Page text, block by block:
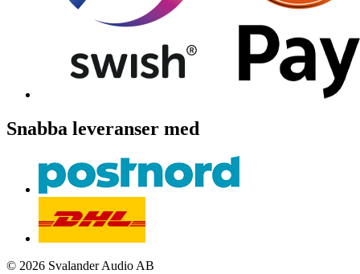
Snabba leveranser med
© 2026 Svalander Audio AB